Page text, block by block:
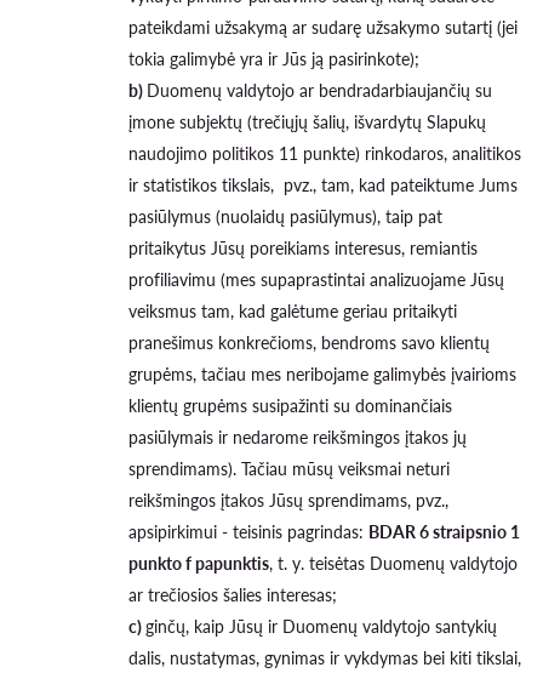
pateikdami užsakymą ar sudarę užsakymo sutartį (jei
tokia galimybė yra ir Jūs ją pasirinkote);
b) Duomenų valdytojo ar bendradarbiaujančių su
įmone subjektų (trečiųjų šalių, išvardytų Slapukų
naudojimo politikos 11 punkte) rinkodaros, analitikos
ir statistikos tikslais, pvz., tam, kad pateiktume Jums
pasiūlymus (nuolaidų pasiūlymus), taip pat
pritaikytus Jūsų poreikiams interesus, remiantis
profiliavimu (mes supaprastintai analizuojame Jūsų
veiksmus tam, kad galėtume geriau pritaikyti
pranešimus konkrečioms, bendroms savo klientų
grupėms, tačiau mes neribojame galimybės įvairioms
klientų grupėms susipažinti su dominančiais
pasiūlymais ir nedarome reikšmingos įtakos jų
sprendimams). Tačiau mūsų veiksmai neturi
reikšmingos įtakos Jūsų sprendimams, pvz.,
apsipirkimui - teisinis pagrindas: BDAR 6 straipsnio 1
punkto f papunktis, t. y. teisėtas Duomenų valdytojo
ar trečiosios šalies interesas;
c)ginčų, kaip Jūsų ir Duomenų valdytojo santykių
dalis, nustatymas, gynimas ir vykdymas bei kiti tikslai,